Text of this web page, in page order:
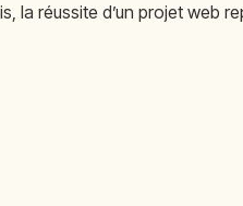
réussite d’un projet web